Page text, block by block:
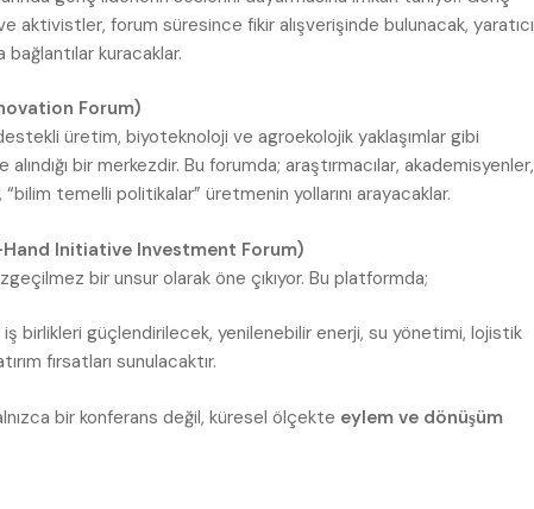
aktivistler, forum süresince fikir alışverişinde bulunacak, yaratıcı
kuracaklar.
Forum)
üretim, biyoteknoloji ve agroekolojik yaklaşımlar gibi
bir merkezdir. Bu forumda; araştırmacılar, akademisyenler,
temelli politikalar” üretmenin yollarını arayacaklar.
Hand Initiative Investment Forum)
bir unsur olarak öne çıkıyor. Bu platformda;
birlikleri güçlendirilecek, yenilenebilir enerji, su yönetimi, lojistik
fırsatları sunulacaktır.
bir konferans değil, küresel ölçekte eylem ve dönüşüm